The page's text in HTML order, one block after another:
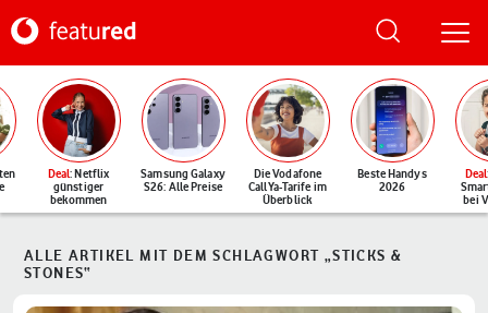
Deal: Netflix
günstiger
bekommen
Samsung Galaxy
S26: Alle Preise
Die Vodafone
CallYa-Tarife im
Überblick
Beste Handys
2026
Deal
bei
ALLE ARTIKEL MIT DEM SCHLAGWORT „STICKS &
STONES“